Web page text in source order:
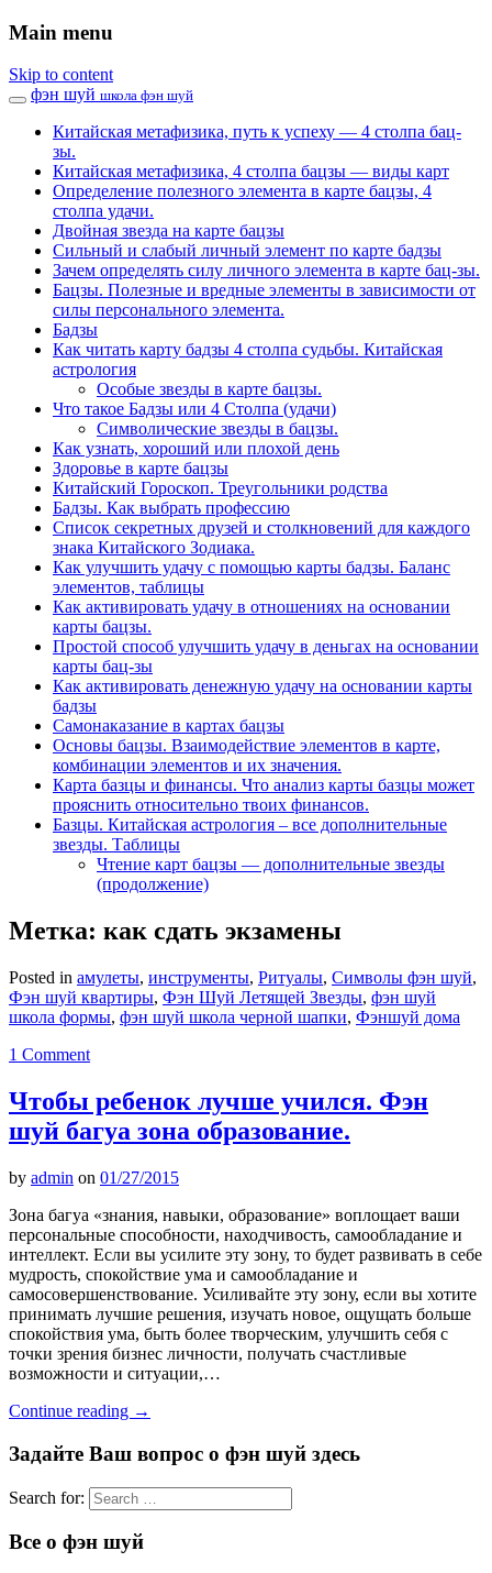
Main menu
Skip to content
фэн шуй школа фэн шуй
Китайская метафизика, путь к успеху — 4 столпа бац-
зы.
Китайская метафизика, 4 столпа бацзы — виды карт
Определение полезного элемента в карте бацзы, 4
столпа удачи.
Двойная звезда на карте бацзы
Сильный и слабый личный элемент по карте бадзы
Зачем определять силу личного элемента в карте бац-зы.
Бацзы. Полезные и вредные элементы в зависимости от
силы персонального элемента.
Бадзы
Как читать карту бадзы 4 столпа судьбы. Китайская
астрология
Особые звезды в карте бацзы.
Что такое Бадзы или 4 Столпа (удачи)
Символические звезды в бацзы.
Как узнать, хороший или плохой день
Здоровье в карте бацзы
Китайский Гороскоп. Треугольники родства
Бадзы. Как выбрать профессию
Список секретных друзей и cтолкновений для каждого
знака Китайского Зодиака.
Как улучшить удачу с помощью карты бадзы. Баланс
элементов, таблицы
Как активировать удачу в отношениях на основании
карты бацзы.
Простой способ улучшить удачу в деньгах на основании
карты бац-зы
Как активировать денежную удачу на основании карты
бадзы
Самонаказание в картах бацзы
Основы бацзы. Взаимодействие элементов в карте,
комбинации элементов и их значения.
Карта базцы и финансы. Что анализ карты базцы может
прояснить относительно твоих финансов.
Базцы. Китайская астрология – все дополнительные
звезды. Таблицы
Чтение карт бацзы — дополнительные звезды
(продолжение)
Метка: как сдать экзамены
Posted in амулеты, инструменты, Ритуалы, Символы фэн шуй,
Фэн шуй квартиры, Фэн Шуй Летящей Звезды, фэн шуй
школа формы, фэн шуй школа черной шапки, Фэншуй дома
1 Comment
Чтобы ребенок лучше учился. Фэн
шуй багуа зона образование.
by admin on 01/27/2015
Зона багуа «знания, навыки, образование» воплощает ваши
персональные способности, находчивость, самообладание и
интеллект. Если вы усилите эту зону, то будет развивать в себе
мудрость, спокойствие ума и самообладание и
самосовершенствование. Усиливайте эту зону, если вы хотите
принимать лучшие решения, изучать новое, ощущать больше
спокойствия ума, быть более творческим, улучшить себя с
точки зрения бизнес личности, получать счастливые
возможности и ситуации,…
Continue reading →
Задайте Ваш вопрос о фэн шуй здесь
Search for:
Все о фэн шуй